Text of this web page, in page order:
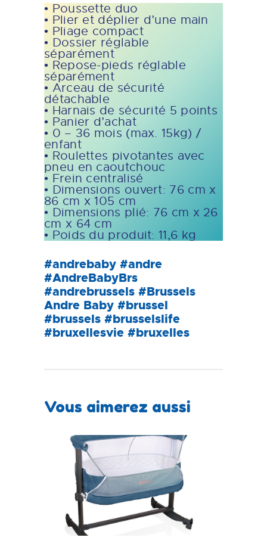
• Poussette duo
• Plier et déplier d’une main
• Pliage compact
• Dossier réglable
séparément
• Repose-pieds réglable
séparément
• Arceau de sécurité
détachable
• Harnais de sécurité 5 points
• Panier d’achat
• 0 – 36 mois (max. 15kg) /
enfant
• Roulettes pivotantes avec
pneu en caoutchouc
• Frein centralisé
• Dimensions ouvert: 76 cm x
86 cm x 105 cm
• Dimensions plié: 76 cm x 26
cm x 64 cm
• Poids du produit: 11,6 kg
#andrebaby #andre
#AndreBabyBrs
#andrebrussels #Brussels
Andre Baby #brussel
#brussels #brusselslife
#bruxellesvie #bruxelles
Vous aimerez aussi